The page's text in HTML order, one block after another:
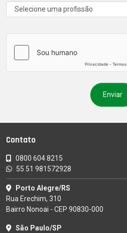
Contato
0800 604 8215
55 51 981572928
Porto Alegre/RS
Rua Erechim, 310
Bairro Nonoai - CEP 90830-000
São Paulo/SP